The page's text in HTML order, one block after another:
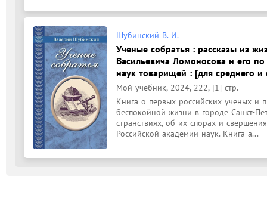
Шубинский В. И.
Ученые собратья : рассказы из
Васильевича Ломоносова и его
наук товарищей : [для среднего и
Мой учебник, 2024, 222, [1] стр.
Книга о первых российских ученых и
беспокойной жизни в городе Санкт-
странствиях, об их спорах и
Российской академии наук. Книга а...